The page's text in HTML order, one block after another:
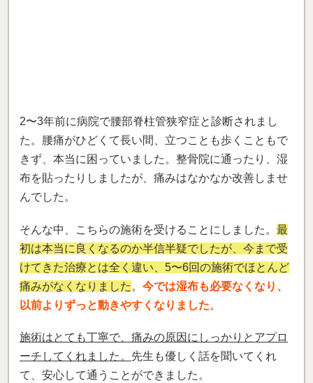
んでした。
そんな中、こちらの施術を受けることにしました。 最
初は本当に良くなるのか半信半疑でしたが、今まで受
けてきた治療とは全く違い、5〜6回の施術でほとんど
以前よりずっと動きやすくなりました 。
施術はとても丁寧で、痛みの原因にしっかりとアプロ
ーチしてくれました。先生も優しく話を聞いてくれ
て、安心して通うことができました。
同じように痛みで悩んでいる方には、ぜひおすすめし
たいです。これからも先生のアドバイスを守り、痛み
のない元気な生活を続けていきたいと思っています。